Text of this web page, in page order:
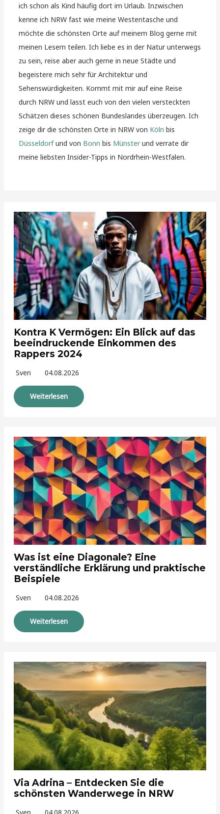
ich schon als Kind häufig dort im Urlaub. Inzwischen
kenne ich NRW fast wie meine Westentasche und
möchte die schönsten Orte auf meinem Blog gerne mit
meinen Lesern teilen. Ich liebe es in der Natur unterwegs
zu sein, reise aber auch gerne in neue Städte und
begeistere mich sehr für Architektur und
Sehenswürdigkeiten. Kommt mit mir auf eine Reise
durch NRW und lasst euch von den vielen versteckten
Schätzen dieses schönen Bundeslandes überzeugen. Ich
zeige dir die schönsten Orte in NRW von Köln bis
Düsseldorfund von Bonn bis Münsterund verrate dir
meine liebsten Insider-Tipps in Nordrhein-Westfalen.
Kontra K Vermögen: Ein Blick auf das
beeindruckende Einkommen des
Rappers 2024
Sven 04.08.2026
Weiterlesen
Was ist eine Diagonale? Eine
verständliche Erklärung und praktische
Beispiele
Sven 04.08.2026
Weiterlesen
Via Adrina – Entdecken Sie die
schönsten Wanderwege in NRW